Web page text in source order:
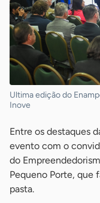
Ultima edição do
Inove
Entre os destaques
evento com o
do
Pequeno Porte, que
pasta.